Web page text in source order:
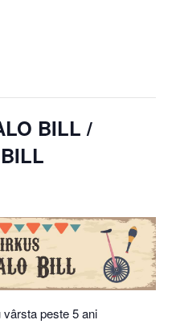
BILL /
peste 5 ani